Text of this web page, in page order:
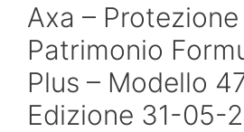
Axa – Protezione
Patrimonio
Plus – Modello
Edizione 31-05-